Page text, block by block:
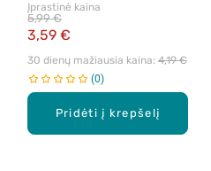
Pridėti į krepšelį
Įprastinė kaina
3,59 €
5,99 €
30 dienų mažiausia kaina: 4,19 €
0